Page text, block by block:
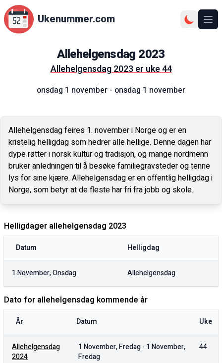
Ukenummer.com
Allehelgensdag 2023
Allehelgensdag2023er uke44
onsdag 1 november - onsdag 1 november
Allehelgensdag feires 1. november i Norge og er en
kristelig helligdag som hedrer alle hellige. Denne dagen har
dype røtter i norsk kultur og tradisjon, og mange nordmenn
bruker anledningen til å besøke familiegravsteder og tenne
lys for sine kjære. Allehelgensdag er en offentlig helligdag i
Norge, som betyr at de fleste har fri fra jobb og skole.
Helligdager allehelgensdag 2023
Datum Helligdag
1 November, Onsdag Allehelgensdag
Dato for allehelgensdag kommende år
År Datum Uke
Allehelgensdag
2024
1 November, Fredag- 1 November,
Fredag
44